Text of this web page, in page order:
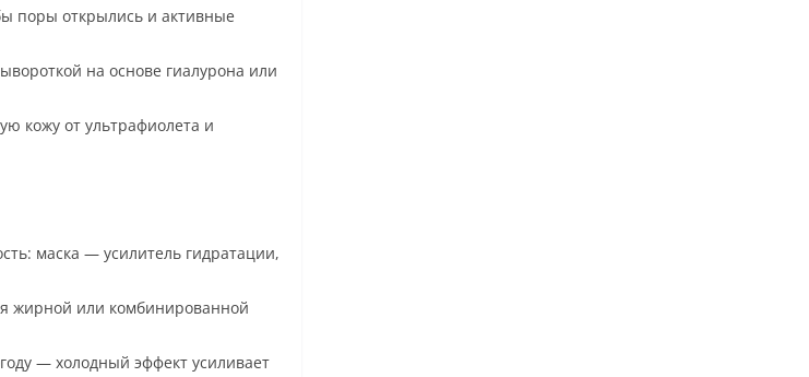
поры открылись и активные
на основе гиалурона или
кожу от ультрафиолета и
маска — усилитель гидратации,
жирной или комбинированной
— холодный эффект усиливает